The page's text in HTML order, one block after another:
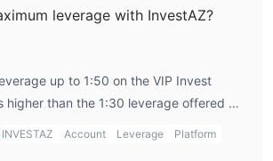
leverage with InvestAZ?
up to 1:50 on the VIP Invest
higher than the 1:30 leverage offered on
High leverage can amplify both
so I would need to use it carefully and
INVESTAZ Account Leverage
Platform